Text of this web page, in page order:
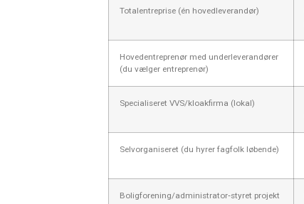
Totalentreprise (én hovedleverandør)
Hovedentreprenør med underleverandører
(du vælger entreprenør)
Specialiseret VVS/kloakfirma (lokal)
Selvorganiseret (du hyrer fagfolk løbende)
Boligforening/administrator‑styret projekt